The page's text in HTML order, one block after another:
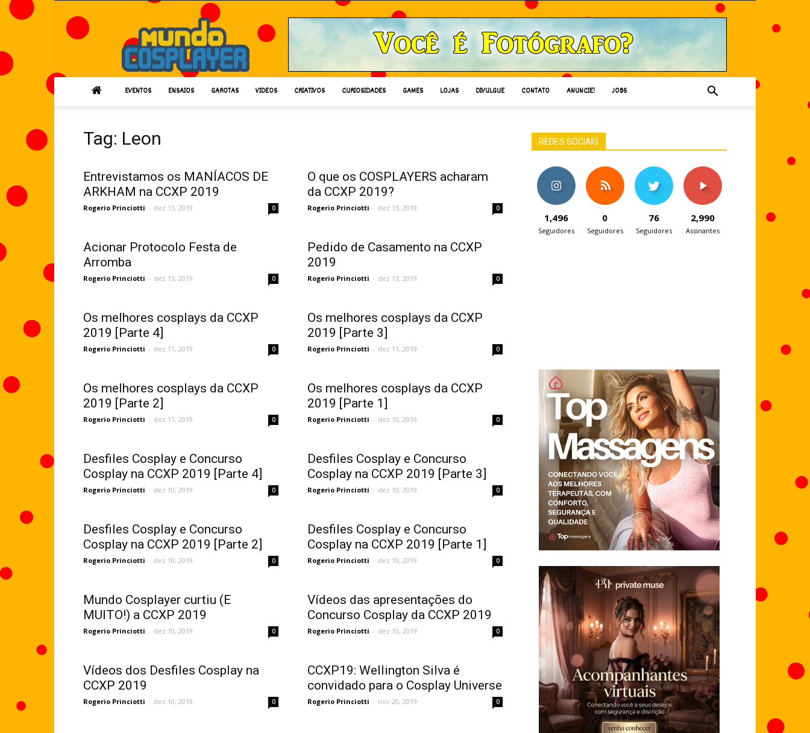
Cosplayer
EVENTOS ENSAIOS GAROTAS VIDEOS CRIATIVOS CURIOSIDADES GAMES LOJAS DIVULGUE CONTATO ANUNCIE! JOBS
Tag: Leon
Entrevistamos os MANÍACOS DE
ARKHAM na CCXP 2019
Rogerio Princiotti - dez 13, 2019 0
O que os COSPLAYERS acharam
da CCXP 2019?
Rogerio Princiotti - dez 13, 2019 0
Acionar Protocolo Festa de
Arromba
Rogerio Princiotti - dez 13, 2019 0
Pedido de Casamento na CCXP
2019
Rogerio Princiotti - dez 13, 2019 0
Os melhores cosplays da CCXP
2019 [Parte 4]
Rogerio Princiotti - dez 11, 2019 0
Os melhores cosplays da CCXP
2019 [Parte 3]
Rogerio Princiotti - dez 11, 2019 0
Os melhores cosplays da CCXP
2019 [Parte 2]
Rogerio Princiotti - dez 11, 2019 0
Os melhores cosplays da CCXP
2019 [Parte 1]
Rogerio Princiotti - dez 10, 2019 0
Desfiles Cosplay e Concurso
Cosplay na CCXP 2019 [Parte 4]
Rogerio Princiotti - dez 10, 2019 0
Desfiles Cosplay e Concurso
Cosplay na CCXP 2019 [Parte 3]
Rogerio Princiotti - dez 10, 2019 0
Desfiles Cosplay e Concurso
Cosplay na CCXP 2019 [Parte 2]
Rogerio Princiotti - dez 10, 2019 0
Desfiles Cosplay e Concurso
Cosplay na CCXP 2019 [Parte 1]
Rogerio Princiotti - dez 10, 2019 0
Mundo Cosplayer curtiu (E
MUITO!) a CCXP 2019
Rogerio Princiotti - dez 10, 2019 0
Vídeos das apresentações do
Concurso Cosplay da CCXP 2019
Rogerio Princiotti - dez 10, 2019 0
Vídeos dos Desfiles Cosplay na
CCXP 2019
Rogerio Princiotti - dez 10, 2019 0
CCXP19: Wellington Silva é
convidado para o Cosplay Universe
Rogerio Princiotti - nov 20, 2019 0
REDES SOCIAIS
1,496
Seguidores
0
Seguidores
76
Seguidores
2,990
Assinantes